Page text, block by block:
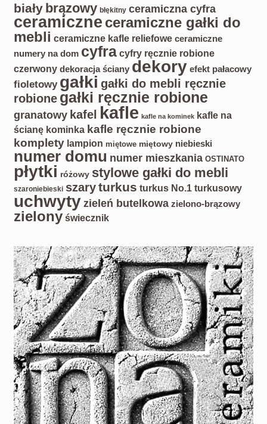
biały brązowy błękitny ceramiczna cyfra
ceramiczne ceramiczne gałki do
mebli ceramiczne kafle reliefowe ceramiczne
numery na dom cyfra cyfry ręcznie robione
czerwony dekoracja ściany dekory efekt pałacowy
fioletowy gałki gałki do mebli ręcznie
robione gałki ręcznie robione
granatowy kafel kafle kafle na kominek
kafle na
ścianę kominka kafle ręcznie robione
komplety lampion miętowe miętowy niebieski
numer domu numer mieszkania OSTINATO
płytki różowy stylowe gałki do mebli
szaroniebieski szaryturkus turkus No.1 turkusowy
uchwyty zieleń butelkowa zielono-brązowy
zielony świecznik